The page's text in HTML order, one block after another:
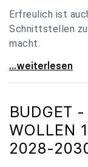
Erfreulich ist
Schnittstellen
macht.
uniko zu
...weiterlesen
BUDGET
WOLLEN
2028-